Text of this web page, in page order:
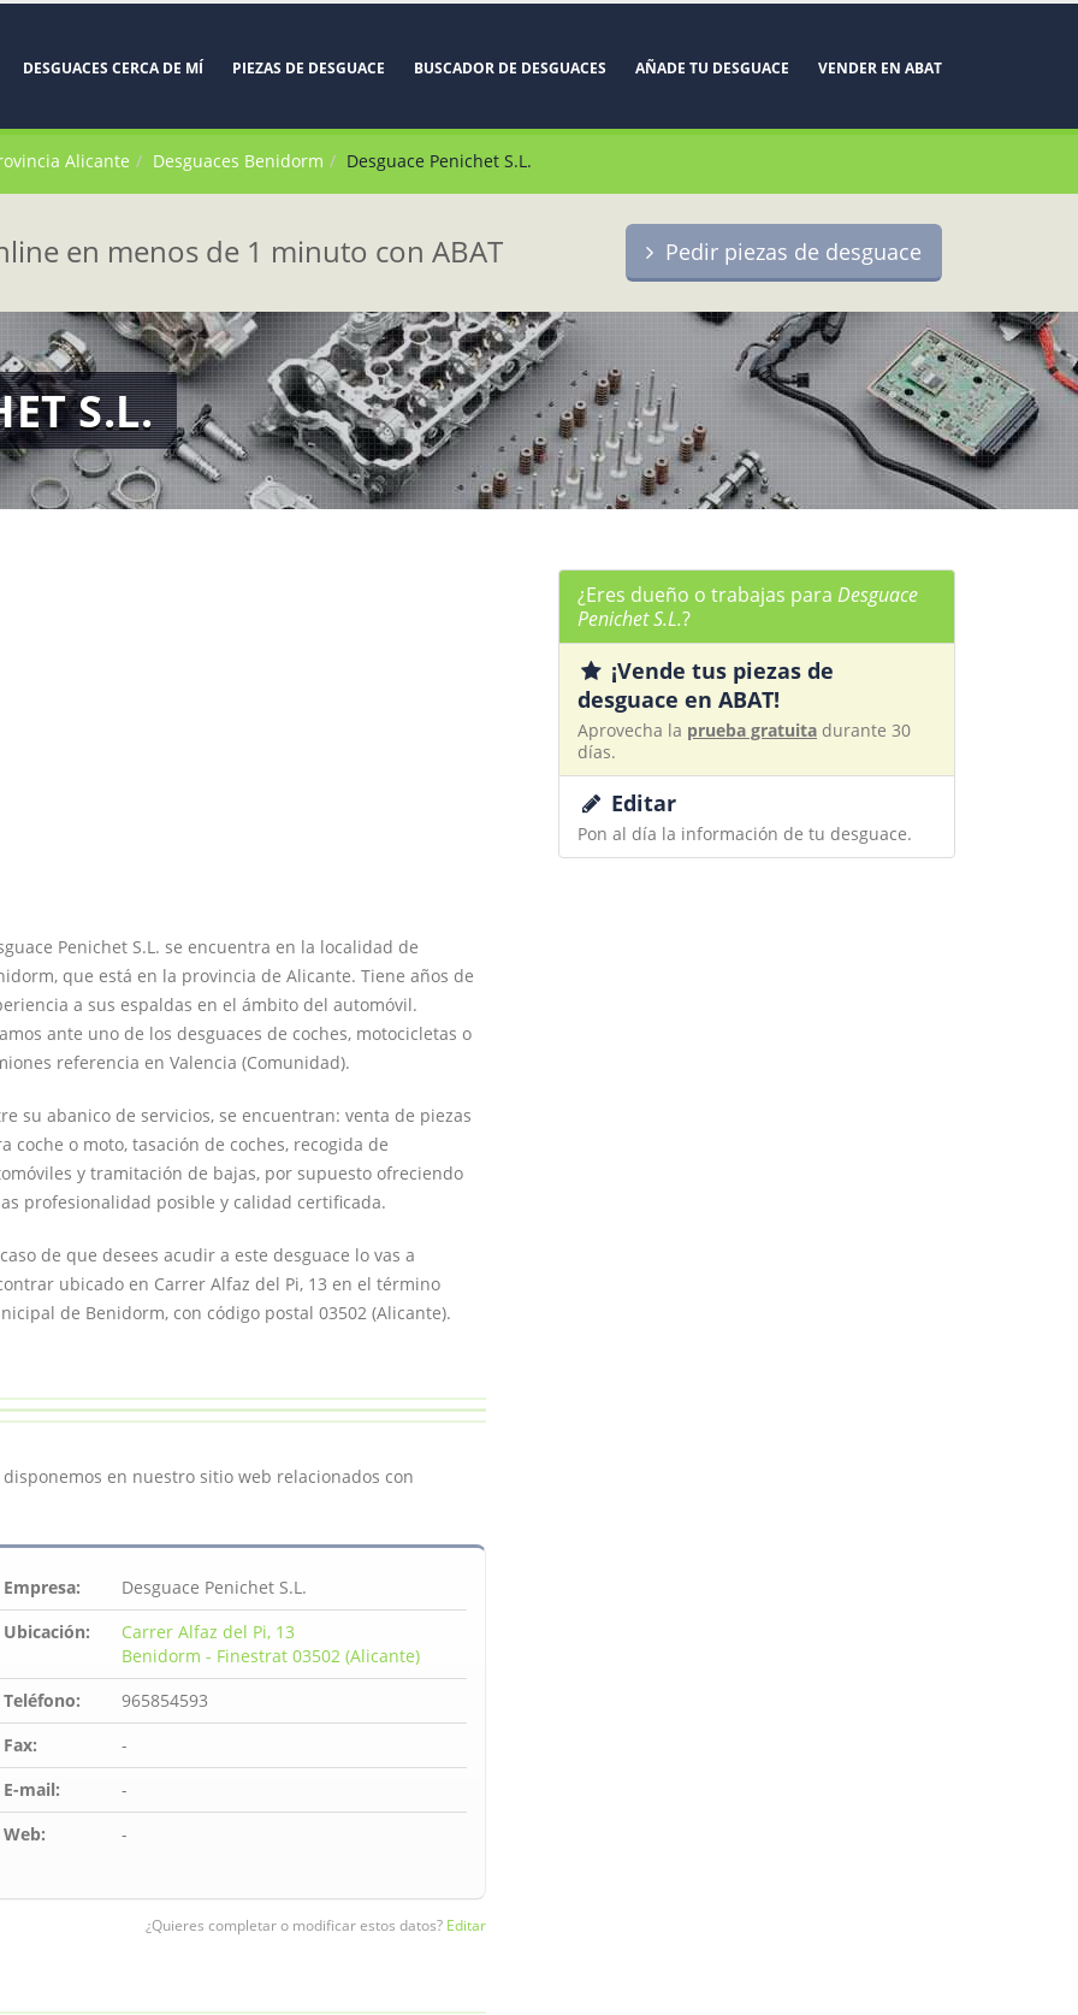
DESGUACES CERCA DE MÍ PIEZAS DE DESGUACE BUSCADOR DE DESGUACES AÑADE TU DESGUACE VENDER EN ABAT
Alicante Desguaces Benidorm Desguace Penichet S.L.
en menos de 1 minuto con ABAT Pedir piezas de desguace
S.L.
Penichet S.L. se encuentra en la localidad de
que está en la provincia de Alicante. Tiene años de
a sus espaldas en el ámbito del automóvil.
ante uno de los desguaces de coches, motocicletas o
referencia en Valencia (Comunidad).
su abanico de servicios, se encuentran: venta de piezas
coche o moto, tasación de coches, recogida de
y tramitación de bajas, por supuesto ofreciendo
profesionalidad posible y calidad certificada.
de que desees acudir a este desguace lo vas a
ubicado en Carrer Alfaz del Pi, 13 en el término
de Benidorm, con código postal 03502 (Alicante).
en nuestro sitio web relacionados con
Empresa:
Desguace Penichet S.L.
Ubicación:
Carrer Alfaz del Pi, 13
Benidorm - Finestrat 03502 (Alicante)
Teléfono:
965854593
Fax:
-
E-mail:
-
Web:
-
¿Quieres completar o modificar estos datos? Editar
¿Eres dueño o trabajas para Desguace
Penichet S.L.?
¡Vende tus piezas de
desguace en ABAT!
Aprovecha la prueba gratuita durante 30
días.
Editar
Pon al día la información de tu desguace.